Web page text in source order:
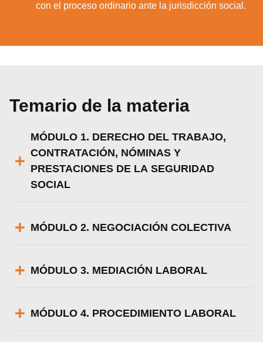
con el proceso ordinario ante la jurisdicción social.
Temario de la materia
MÓDULO 1. DERECHO DEL TRABAJO,
CONTRATACIÓN, NÓMINAS Y
PRESTACIONES DE LA SEGURIDAD
SOCIAL
MÓDULO 2. NEGOCIACIÓN COLECTIVA
MÓDULO 3. MEDIACIÓN LABORAL
MÓDULO 4. PROCEDIMIENTO LABORAL